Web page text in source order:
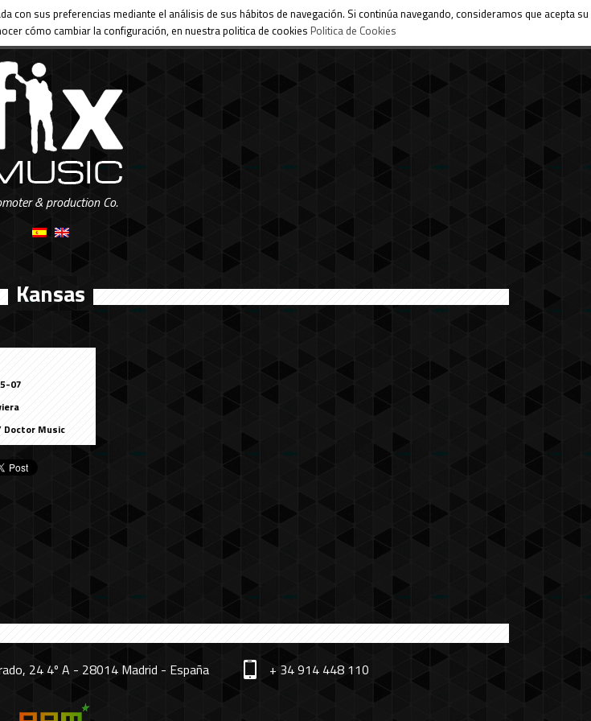
sus preferencias mediante el análisis de sus hábitos de navegación. Si continúa navegando, consideramos que acepta su
cómo cambiar la configuración, en nuestra politica de cookies Politica de Cookies
& production Co.
Kansas
07
Doctor Music
24 4º A - 28014 Madrid - España + 34 914 448 110